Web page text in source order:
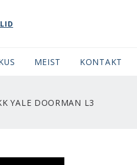
MEIST KONTAKT
YALE DOORMAN L3